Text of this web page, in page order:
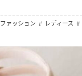
ファッション レディース